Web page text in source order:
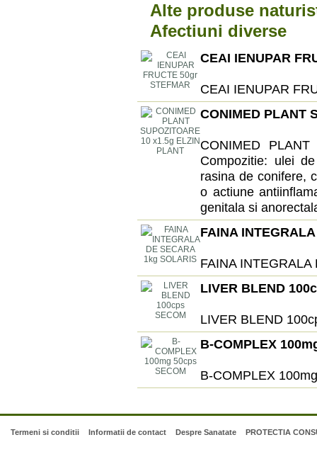
Alte produse
Afectiuni diverse
CEAI IENUPAR
CEAI IENUPAR
CONIMED PLANT
CONIMED
Compozitie: ulei
rasina de conifere,
o actiune
genitala si
FAINA
FAINA
LIVER BLEND
LIVER BLEND
B-COMPLEX
B-COMPLEX
Termeni si conditii Informatii de contact Despre Sanatate PROTECTIA